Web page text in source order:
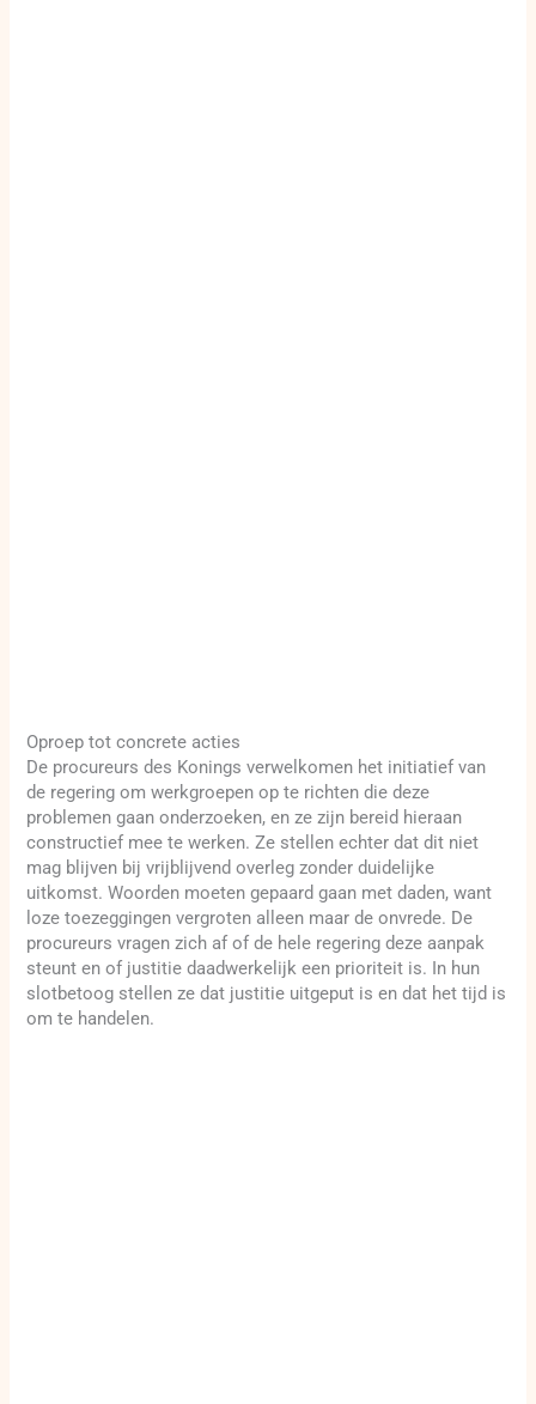
Oproep tot concrete acties
De procureurs des Konings verwelkomen het initiatief van
de regering om werkgroepen op te richten die deze
problemen gaan onderzoeken, en ze zijn bereid hieraan
constructief mee te werken. Ze stellen echter dat dit niet
mag blijven bij vrijblijvend overleg zonder duidelijke
uitkomst. Woorden moeten gepaard gaan met daden, want
loze toezeggingen vergroten alleen maar de onvrede. De
procureurs vragen zich af of de hele regering deze aanpak
steunt en of justitie daadwerkelijk een prioriteit is. In hun
slotbetoog stellen ze dat justitie uitgeput is en dat het tijd is
om te handelen.